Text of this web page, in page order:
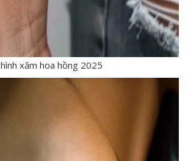
hình xăm hoa hồng 2025